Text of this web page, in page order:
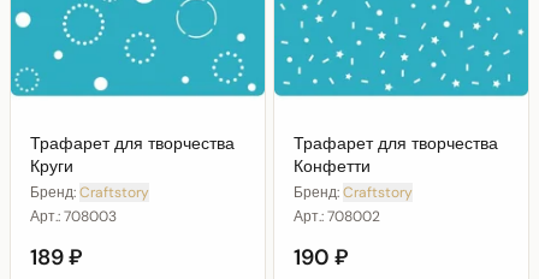
Трафарет для творчества
Круги
Бренд:Craftstory
Арт.:708003
189 ₽
Трафарет для творчества
Конфетти
Бренд:Craftstory
Арт.:708002
190 ₽